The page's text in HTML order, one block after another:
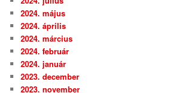
2024. május
2024. április
2024. március
2024. február
2024. január
2023. december
2023. november